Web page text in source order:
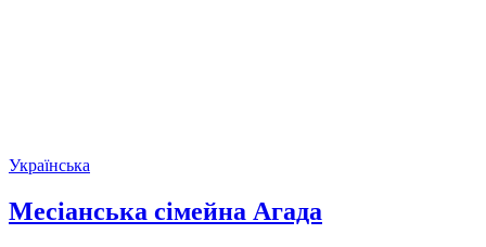
Українська
Месіанська сімейна Агада